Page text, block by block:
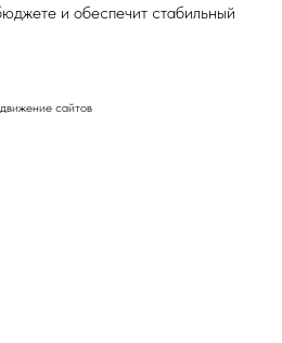
и обеспечит стабильный
сайтов